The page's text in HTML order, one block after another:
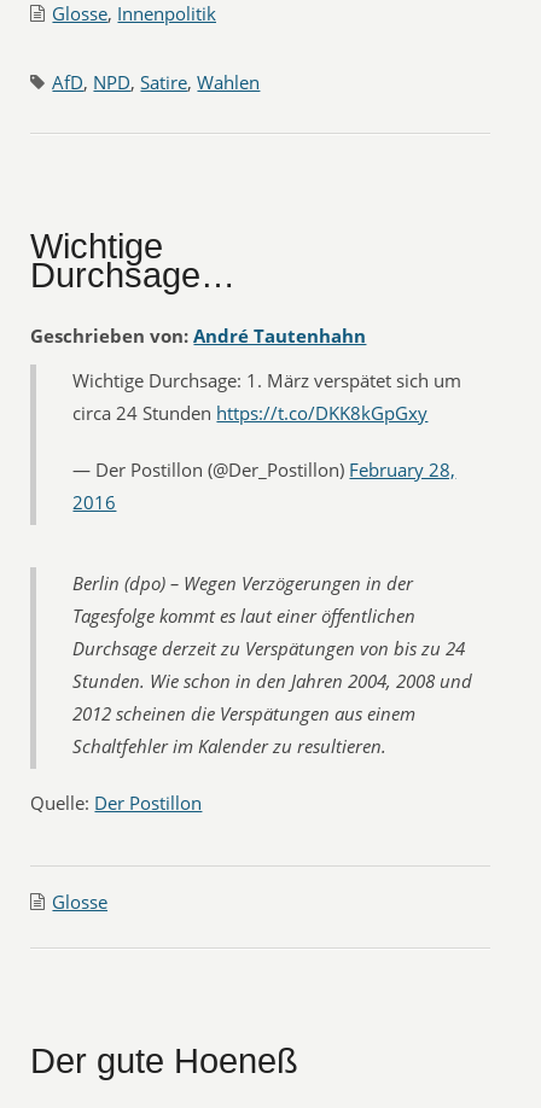
Glosse, Innenpolitik
AfD, NPD,Satire,Wahlen
Wichtige
Durchsage…
Geschrieben von: André Tautenhahn
Wichtige Durchsage: 1. März verspätet sich um
circa 24 Stunden https://t.co/DKK8kGpGxy
— Der Postillon (@Der_Postillon) February 28,
2016
Berlin (dpo) – Wegen Verzögerungen in der
Tagesfolge kommt es laut einer öffentlichen
Durchsage derzeit zu Verspätungen von bis zu 24
Stunden. Wie schon in den Jahren 2004, 2008 und
2012 scheinen die Verspätungen aus einem
Schaltfehler im Kalender zu resultieren.
Quelle: Der Postillon
Glosse
Der gute Hoeneß